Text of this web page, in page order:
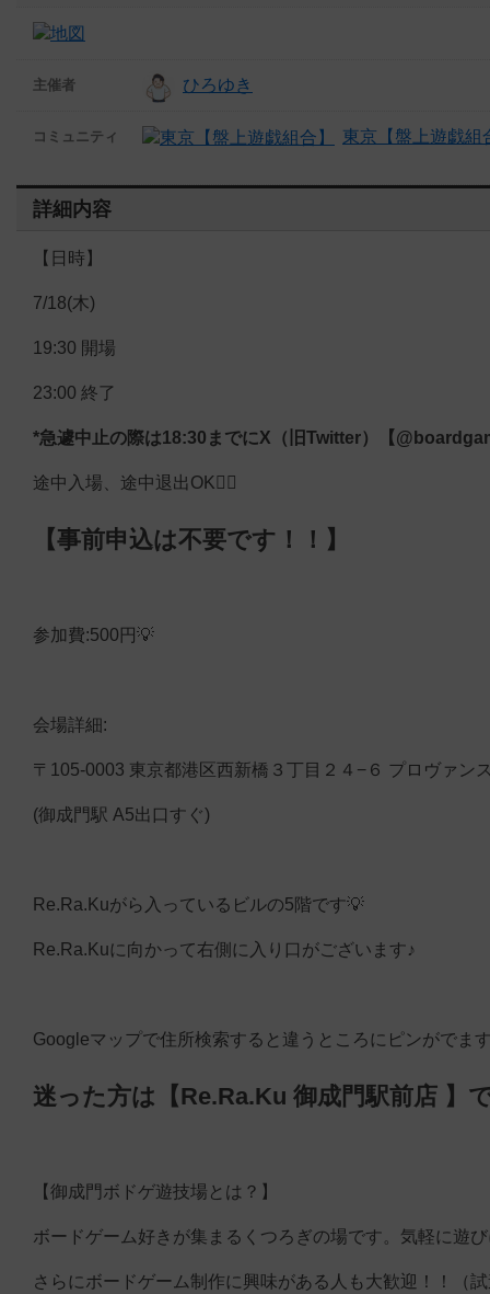
主催者 ひろゆき
コミュニティ 東京【盤上遊戯組
詳細内容
【日時】
7/18(木)
19:30 開場
23:00 終了
*急遽中止の際は18:30までにX（旧Twitter）【
途中入場、途中退出OK🙆‍♀️
【事前申込は不要です！！】
参加費:500円💡
会場詳細:
〒105-0003 東京都港区西新橋３丁目２４−６ プロヴァン
(御成門駅 A5出口すぐ)
Re.Ra.Kuがら入っているビルの5階です💡
Re.Ra.Kuに向かって右側に入り口がございます♪
Googleマップで住所検索すると違うところにピンがでま
迷った方は 【Re.Ra.Ku 御成門駅前店 】
【御成門ボドゲ遊技場とは？】
ボードゲーム好きが集まるくつろぎの場です。気軽に遊
さらにボードゲーム制作に興味がある人も大歓迎！！（